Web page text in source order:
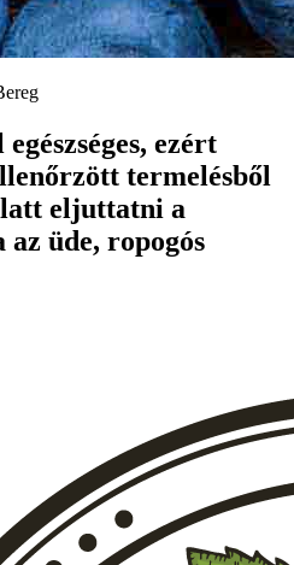
ezért
termelésből
eljuttatni a
üde, ropogós